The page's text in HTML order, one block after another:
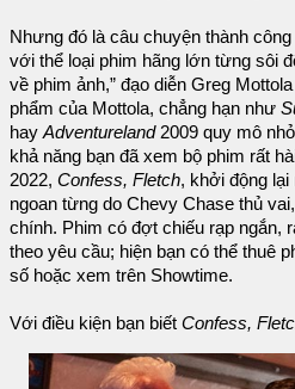
Nhưng đó là câu chuyện thành
với thể loại phim hãng lớn từng sôi
về phim ảnh,” đạo diễn Greg
phẩm của Mottola, chẳng hạn như
hay Adventureland2009 quy mô
khả năng bạn đã xem bộ phim rất
2022, Confess, Fletch, khởi động
ngoan từng do Chevy Chase thủ
chính. Phim có đợt chiếu rạp ngắn,
theo yêu cầu; hiện bạn có thể thuê
số hoặc xem trên Showtime.
Với điều kiện bạn biết Confess,